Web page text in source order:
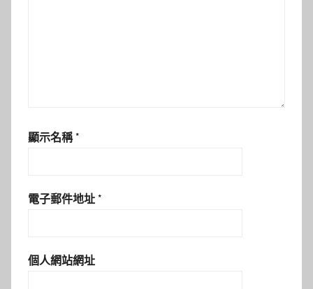
顯示名稱 *
電子郵件地址 *
個人網站網址